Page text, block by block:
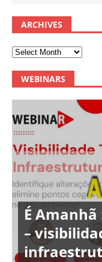
ARCHIVES
WEBINARS
É
–